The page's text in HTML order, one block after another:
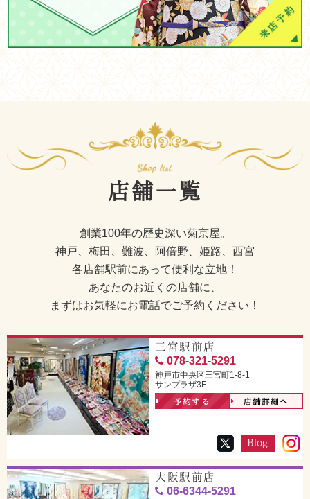
店舗一覧
創業100年の歴史深い菊京屋。
神戸、梅田、難波、阿倍野、姫路、西宮
各店舗駅前にあって便利な立地！
あなたのお近くの店舗に、
まずはお気軽にお電話でご予約ください！
三宮駅前店
078-321-5291
神戸市中央区三宮町1-8-1
サンプラザ3F
予約する 店舗詳細へ
大阪駅前店
06-6344-5291